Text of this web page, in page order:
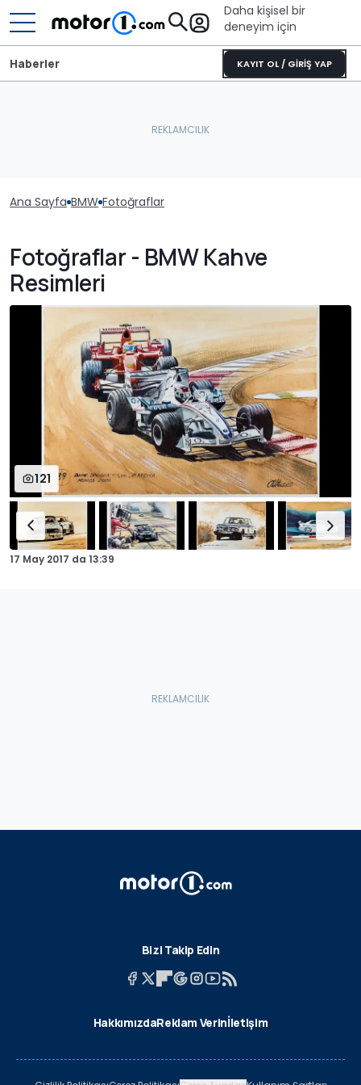
Daha kişisel bir
deneyim için
KAYIT OL / GİRİŞ YAP
Haberler
Ana Sayfa BMW Fotoğraflar
Fotoğraflar - BMW Kahve
Resimleri
121
17 May 2017 da 13:39
Bizi Takip Edin
HakkımızdaReklam Verinİletişim